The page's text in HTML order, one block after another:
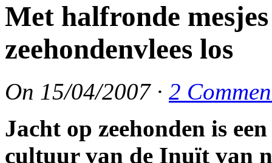
Met halfronde
zeehondenvlees los
On 15/04/2007· 2
Jacht op zeehonden is
cultuur van de Inuït van